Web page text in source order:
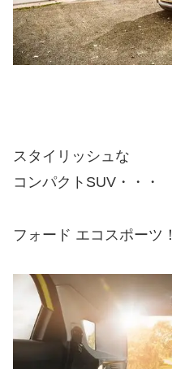
スタイリッシュな
コンパクトSUV・・・
フォード エコスポーツ！